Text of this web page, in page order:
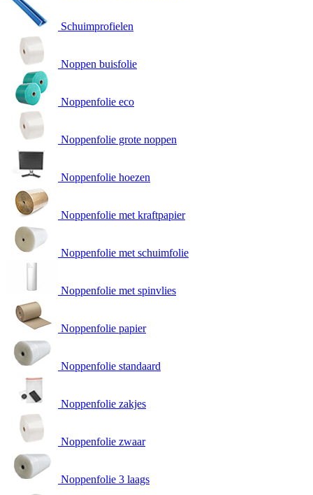
Schuimprofielen
Noppen buisfolie
Noppenfolie eco
Noppenfolie grote noppen
Noppenfolie hoezen
Noppenfolie met kraftpapier
Noppenfolie met schuimfolie
Noppenfolie met spinvlies
Noppenfolie papier
Noppenfolie standaard
Noppenfolie zakjes
Noppenfolie zwaar
Noppenfolie 3 laags